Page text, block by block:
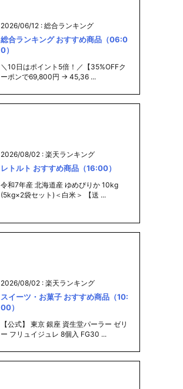
2026/06/12 : 総合ランキング
総合ランキング おすすめ商品（06:0
0）
＼10日はポイント5倍！／【35%OFFク
ーポンで69,800円 → 45,36 ...
2026/08/02 : 楽天ランキング
レトルト おすすめ商品（16:00）
令和7年産 北海道産 ゆめぴりか 10kg
(5kg×2袋セット)＜白米＞ 【送 ...
2026/08/02 : 楽天ランキング
スイーツ・お菓子 おすすめ商品（10:
00）
【公式】 東京 銀座 資生堂パーラー ゼリ
ー フリュイジュレ 8個入 FG30 ...